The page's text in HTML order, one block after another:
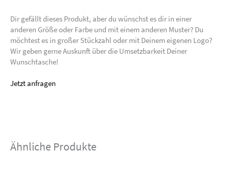
Dir gefällt dieses Produkt, aber du wünschst es dir in einer
anderen Größe oder Farbe und mit einem anderen Muster? Du
möchtest es in großer Stückzahl oder mit Deinem eigenen Logo?
Wir geben gerne Auskunft über die Umsetzbarkeit Deiner
Wunschtasche!
Jetzt anfragen
Ähnliche Produkte